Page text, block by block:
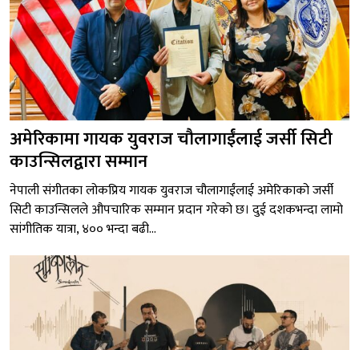
अमेरिकामा गायक युवराज चौलागाईंलाई जर्सी सिटी
काउन्सिलद्वारा सम्मान
नेपाली संगीतका लोकप्रिय गायक युवराज चौलागाईंलाई अमेरिकाको जर्सी
सिटी काउन्सिलले औपचारिक सम्मान प्रदान गरेको छ। दुई दशकभन्दा लामो
सांगीतिक यात्रा, ४०० भन्दा बढी...